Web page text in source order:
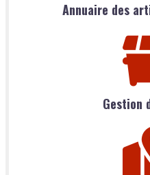
Annuaire des
Gestion